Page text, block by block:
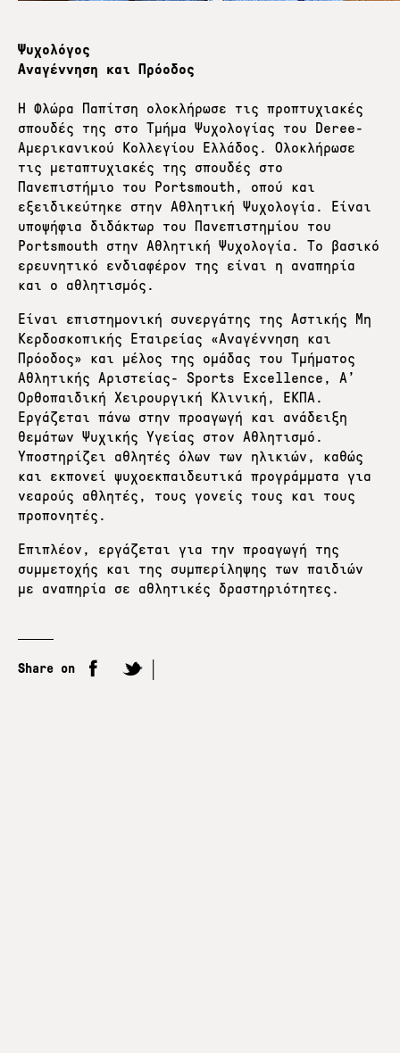
Ψυχολόγος
Αναγέννηση και Πρόοδος
Η Φλώρα Παπίτση ολοκλήρωσε τις προπτυχιακές
σπουδές της στο Τμήμα Ψυχολογίας του Deree-
Αμερικανικού Κολλεγίου Ελλάδος. Ολοκλήρωσε
τις μεταπτυχιακές της σπουδές στο
Πανεπιστήμιο του Portsmouth, οπού και
εξειδικεύτηκε στην Αθλητική Ψυχολογία. Είναι
υποψήφια διδάκτωρ του Πανεπιστημίου του
Portsmouth στην Αθλητική Ψυχολογία. Το βασικό
ερευνητικό ενδιαφέρον της είναι η αναπηρία
και ο αθλητισμός.
Είναι επιστημονική συνεργάτης της Αστικής Μη
Κερδοσκοπικής Εταιρείας «Αναγέννηση και
Πρόοδος» και μέλος της ομάδας του Τμήματος
Αθλητικής Αριστείας- Sports Excellence, Α’
Ορθοπαιδική Χειρουργική Κλινική, ΕΚΠΑ.
Εργάζεται πάνω στην προαγωγή και ανάδειξη
θεμάτων Ψυχικής Υγείας στον Αθλητισμό.
Υποστηρίζει αθλητές όλων των ηλικιών, καθώς
και εκπονεί ψυχοεκπαιδευτικά προγράμματα για
νεαρούς αθλητές, τους γονείς τους και τους
προπονητές.
Επιπλέον, εργάζεται για την προαγωγή της
συμμετοχής και της συμπερίληψης των παιδιών
με αναπηρία σε αθλητικές δραστηριότητες.
Share on